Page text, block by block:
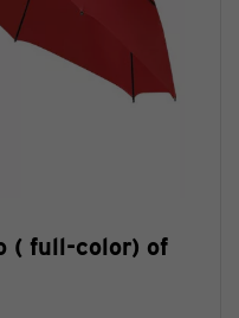
( full-color) of